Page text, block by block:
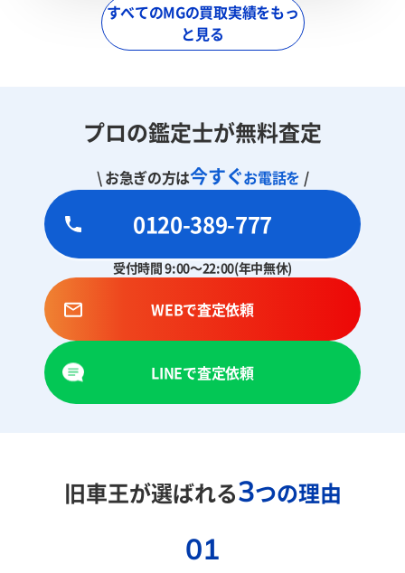
すべてのMGの買取実績をもっ
と見る
プロの鑑定士が無料査定
\ お急ぎの方は今すぐお電話を /
0120-389-777
受付時間 9:00～22:00(年中無休)
WEBで査定依頼
LINEで査定依頼
旧車王が選ばれる3つの理由
01